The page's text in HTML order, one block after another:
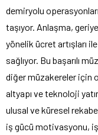
demiryolu
taşıyor. Anlaşma,
yönelik ücret artışları
sağlıyor. Bu başarılı
diğer müzakereler için
altyapı ve teknoloji
ulusal ve küresel
iş gücü motivasyonu,